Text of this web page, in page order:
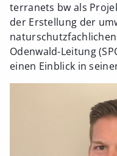
terranets bw als
der Erstellung der
Odenwald-Leitung
einen Einblick in